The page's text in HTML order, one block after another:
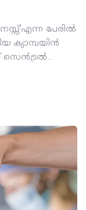
പേരിൽ
ക്യാമ്പയിൻ
സെൻട്രൽ...